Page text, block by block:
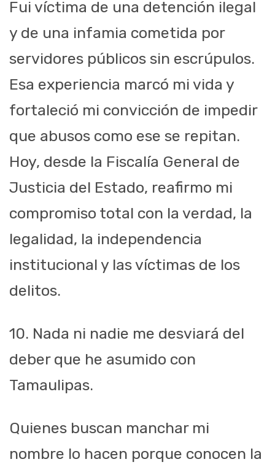
Fui víctima de una detención ilegal
y de una infamia cometida por
servidores públicos sin escrúpulos.
Esa experiencia marcó mi vida y
fortaleció mi convicción de impedir
que abusos como ese se repitan.
Hoy, desde la Fiscalía General de
Justicia del Estado, reafirmo mi
compromiso total con la verdad, la
legalidad, la independencia
institucional y las víctimas de los
delitos.
10. Nada ni nadie me desviará del
deber que he asumido con
Tamaulipas.
Quienes buscan manchar mi
nombre lo hacen porque conocen la